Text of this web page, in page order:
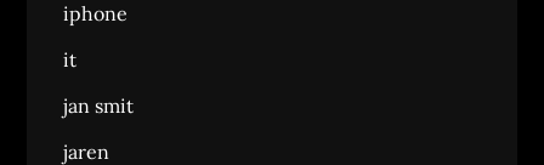
iphone
it
jan smit
jaren